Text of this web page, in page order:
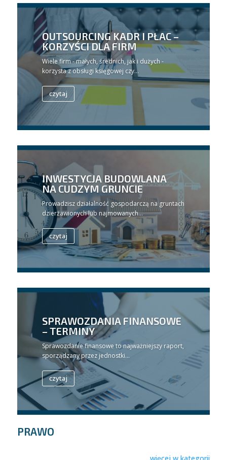
OUTSOURCING KADR I PŁAC –
KORZYŚCI DLA FIRM
Wiele firm - małych, średnich, jak i dużych -
korzysta z obsługi księgowej czy...
czytaj
INWESTYCJA BUDOWLANA
NA CUDZYM GRUNCIE
Prowadzisz działalność gospodarczą na gruntach
dzierżawionych lub najmowanych...
czytaj
SPRAWOZDANIA FINANSOWE
– TERMINY
Sprawozdanie finansowe to najważniejszy raport,
sporządzany przez jednostki...
czytaj
PRAWO